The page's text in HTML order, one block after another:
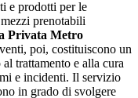
e prodotti per le
prenotabili
Privata Metro
poi, costituiscono un
trattamento e alla cura
e incidenti. Il servizio
in grado di svolgere